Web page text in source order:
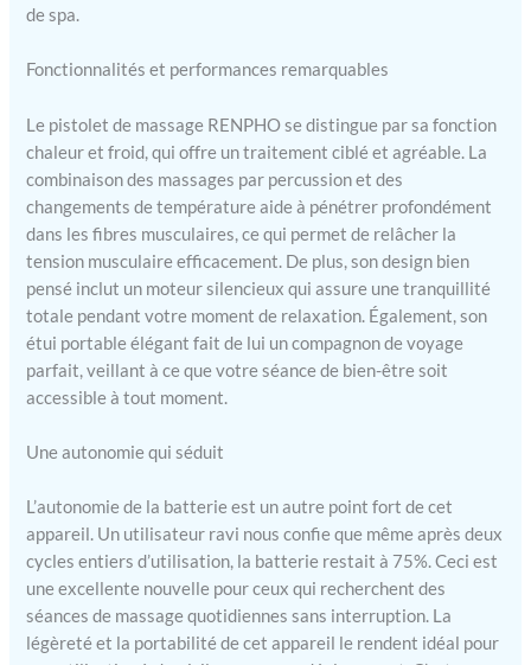
d'intensité de massage
tendus. Charge rapide -
Chargez le pistolet de
massage musculaire avec le
câble de charge USB-C
fourni. Chargez
complètement le masseur
avant de l'utiliser pour la
première fois. Pistolet de
massage portable - L'étui de
voyage offre une solution
portable pour ranger le
à la maison, à la salle de
sport ou au bureau, son
fonctionnement silencieux
et sûr le rend adapté à
n'importe quel
environnement.
de spa.
Fonctionnalités et performances remarquables
Le pistolet de massage RENPHO se distingue par sa fonction
chaleur et froid, qui offre un traitement ciblé et agréable. La
combinaison des massages par percussion et des
changements de température aide à pénétrer profondément
dans les fibres musculaires, ce qui permet de relâcher la
tension musculaire efficacement. De plus, son design bien
pensé inclut un moteur silencieux qui assure une tranquillité
totale pendant votre moment de relaxation. Également, son
étui portable élégant fait de lui un compagnon de voyage
parfait, veillant à ce que votre séance de bien-être soit
accessible à tout moment.
Une autonomie qui séduit
L’autonomie de la batterie est un autre point fort de cet
appareil. Un utilisateur ravi nous confie que même après deux
cycles entiers d’utilisation, la batterie restait à 75%. Ceci est
une excellente nouvelle pour ceux qui recherchent des
séances de massage quotidiennes sans interruption. La
légèreté et la portabilité de cet appareil le rendent idéal pour